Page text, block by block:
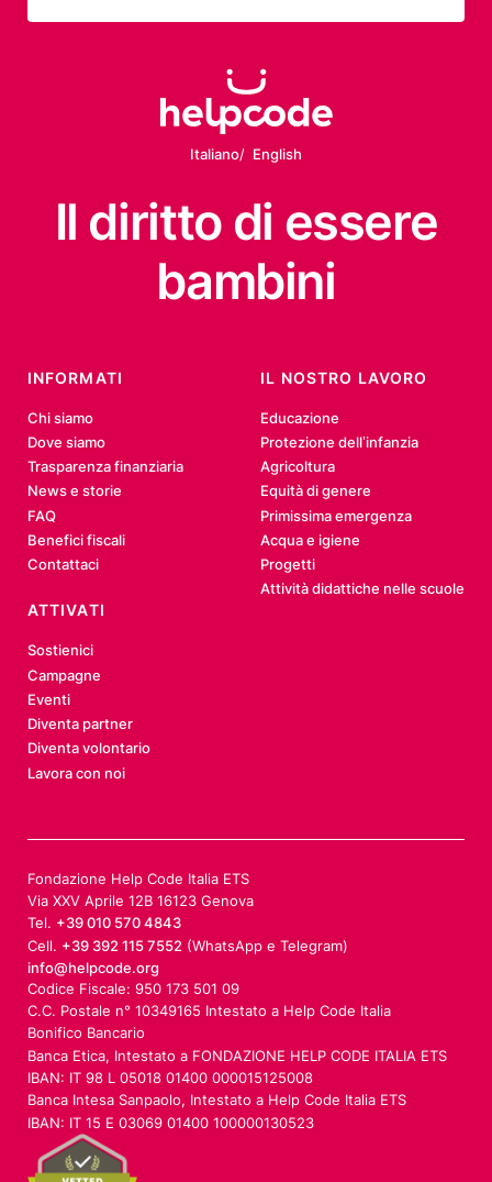
Italiano English
Il diritto di essere
bambini
INFORMATI
Chi siamo
Dove siamo
Trasparenza finanziaria
News e storie
FAQ
Benefici fiscali
Contattaci
IL NOSTRO LAVORO
Educazione
Protezione dell’infanzia
Agricoltura
Equità di genere
Primissima emergenza
Acqua e igiene
Progetti
Attività didattiche nelle scuole
ATTIVATI
Sostienici
Campagne
Eventi
Diventa partner
Diventa volontario
Lavora con noi
Fondazione Help Code Italia ETS
Via XXV Aprile 12B 16123 Genova
Tel. +39 010 570 4843
Cell. +39 392 115 7552 (WhatsApp e Telegram)
info@helpcode.org
Codice Fiscale: 950 173 501 09
C.C. Postale n° 10349165 Intestato a Help Code Italia
Bonifico Bancario
Banca Etica, Intestato a FONDAZIONE HELP CODE ITALIA ETS
IBAN: IT 98 L 05018 01400 000015125008
Banca Intesa Sanpaolo, Intestato a Help Code Italia ETS
IBAN: IT 15 E 03069 01400 100000130523